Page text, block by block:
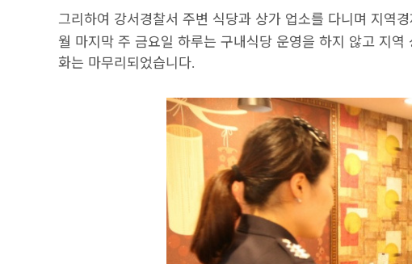
그리하여 강서경찰서 주변 식당과 상가 업소를 다니며 지역
월 마지막 주 금요일 하루는 구내식당 운영을 하지 않고 지
화는 마무리되었습니다.